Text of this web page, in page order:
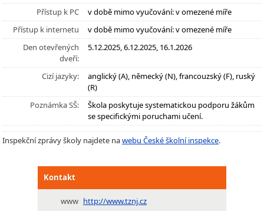
Přístup k PC
v době mimo vyučování: v omezené míře
Přístup k internetu
v době mimo vyučování: v omezené míře
Den otevřených
dveří:
5.12.2025, 6.12.2025, 16.1.2026
Cizí jazyky:
anglický (A), německý (N), francouzský (F), ruský
(R)
Poznámka SŠ:
Škola poskytuje systematickou podporu žákům
se specifickými poruchami učení.
Inspekční zprávy školy najdete nawebu České školní inspekce.
Kontakt
www http://www.tznj.cz